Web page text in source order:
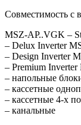
Совместимость с
MSZ-AP..VGK –
– Delux Inverter
– Design Inverter
– Premium
– напольные
– кассетные
– кассетные 4-х
– канальные